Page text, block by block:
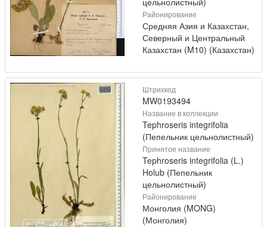
Районирование
Средняя Азия и Казахстан,
Северный и Центральный
Казахстан (M10) (Казахстан)
Штрихкод
MW0193494
Название в коллекции
Tephroseris integrifolia
(Пепельник цельнолистный)
Принятое название
Tephroseris integrifolia (L.)
Holub (Пепельник
цельнолистный)
Районирование
Монголия (MONG)
(Монголия)